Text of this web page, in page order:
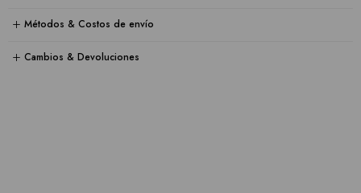
Métodos & Costos de envío
Cambios & Devoluciones